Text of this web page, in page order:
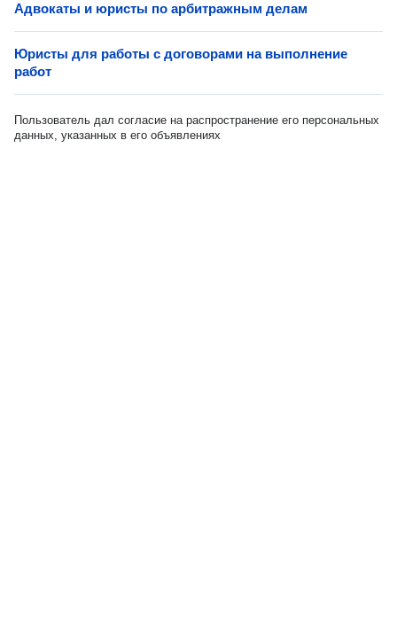
Адвокаты и юристы по арбитражным делам
Юристы для работы с договорами на выполнение
работ
Пользователь дал согласие на распространение его персональных
данных, указанных в его объявлениях